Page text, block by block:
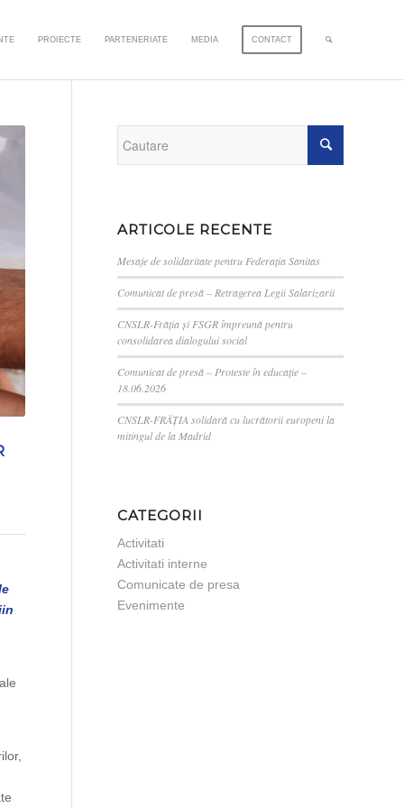
PROIECTE PARTENERIATE MEDIA CONTACT
ARTICOLE RECENTE
Mesaje de solidaritate pentru Federația Sanitas
Comunicat de presă – Retragerea Legii Salarizarii
CNSLR-Frăția și FSGR împreună pentru
consolidarea dialogului social
Comunicat de presă – Proteste în educație –
18.06.2026
CNSLR-FRĂȚIA solidară cu lucrătorii europeni la
mitingul de la Madrid
CATEGORII
Activitati
Activitati interne
Comunicate de presa
Evenimente